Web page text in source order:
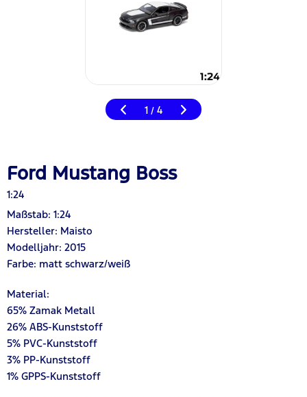
1 / 4
Ford Mustang Boss
1:24
Maßstab: 1:24
Hersteller: Maisto
Modelljahr: 2015
Farbe: matt schwarz/weiß
Material:
65% Zamak Metall
26% ABS-Kunststoff
5% PVC-Kunststoff
3% PP-Kunststoff
1% GPPS-Kunststoff